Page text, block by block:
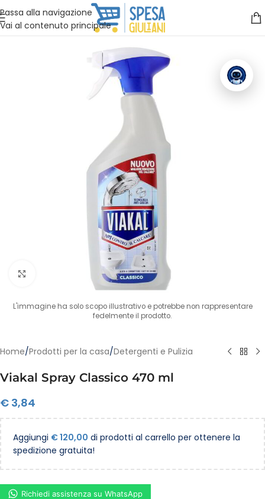
Passa alla navigazione
Vai al contenuto principale
Vuoi assistenza?Clicca qui e ti richiamiamo noi
Clicca per ingrandire
L'immagine ha solo scopo illustrativo e potrebbe non rappresentare
fedelmente il prodotto.
Home/Prodotti per la casa/Detergenti e Pulizia
Viakal Spray Classico 470 ml
€ 3,84
Aggiungi €120,00 di prodotti al carrello per ottenere la
spedizione gratuita!
Richiedi assistenza su WhatsApp